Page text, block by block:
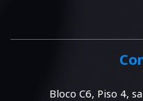
Bloco C6, Piso 4,